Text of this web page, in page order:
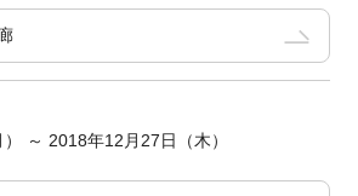
～ 2018年12月27日（木）